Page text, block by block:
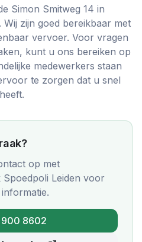
Simon Smitweg 14 in
zijn goed bereikbaar met
vervoer. Voor vragen
kunt u ons bereiken op
medewerkers staan
te zorgen dat u snel
op met
Leiden voor
900 8602